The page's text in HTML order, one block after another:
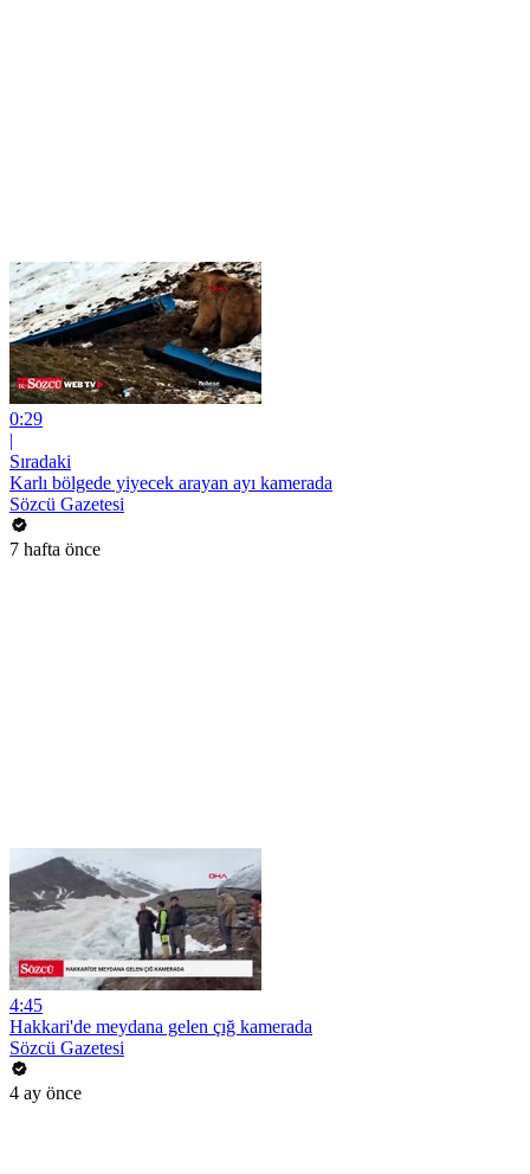
0:29
|
Sıradaki
Karlı bölgede yiyecek arayan ayı kamerada
Sözcü Gazetesi
7 hafta önce
4:45
Hakkari'de meydana gelen çığ kamerada
Sözcü Gazetesi
4 ay önce